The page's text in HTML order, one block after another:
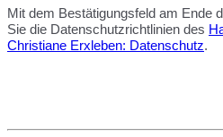
Mit dem Bestätigungsfeld am Ende
Sie die Datenschutzrichtlinien des
Christiane Erxleben: Datenschutz.